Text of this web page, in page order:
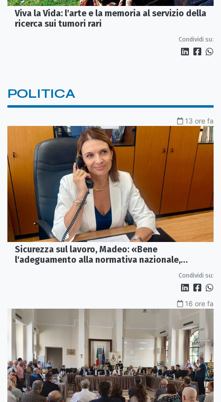
Viva la Vida: l'arte e la memoria al servizio della
ricerca sui tumori rari
Condividi su:
POLITICA
13 ore fa
Sicurezza sul lavoro, Madeo: «Bene
l'adeguamento alla normativa nazionale,
Condividi su:
16 ore fa